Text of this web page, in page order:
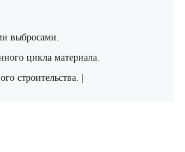
выбросами.
цикла материала.
строительства. |